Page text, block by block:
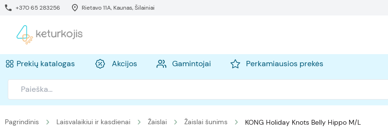
+370 65 283256 Rietavo 11A, Kaunas, Šilainiai
Prekių katalogas Akcijos Gamintojai Perkamiausios prekės
Pagrindinis Laisvalaikiui ir kasdienai Žaislai Žaislai šunims KONG Holiday Knots Belly Hippo M/L